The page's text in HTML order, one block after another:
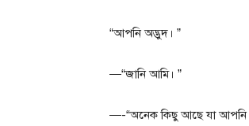
“আপনি অদ্ভুদ। ”
—“জানি আমি। ”
—-“অনেক কিছু আছে যা আপনি